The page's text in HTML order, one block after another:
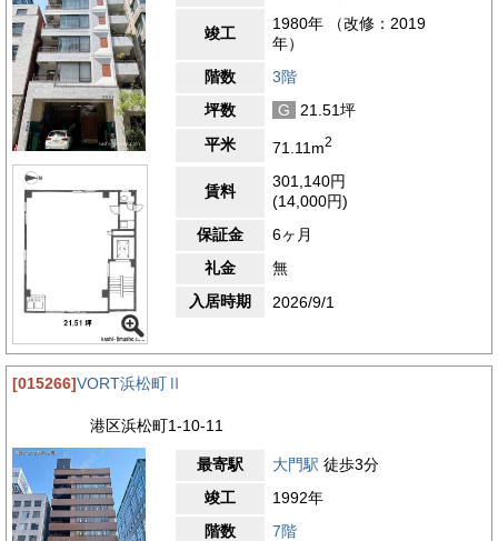
竣工
1980年 （改修：2019
年）
階数
3階
坪数
G
21.51坪
平米
71.11m2
賃料
301,140円
(14,000円)
保証金
6ヶ月
礼金
無
入居時期
2026/9/1
[015266]VORT浜松町Ⅱ
港区浜松町1-10-11
最寄駅 大門駅 徒歩3分
竣工
1992年
階数
7階